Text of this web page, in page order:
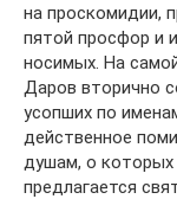
на проскомидии,
пятой просфор и
носимых. На
Даров вторично
усопших по
действенное
душам, о которых
предлагается